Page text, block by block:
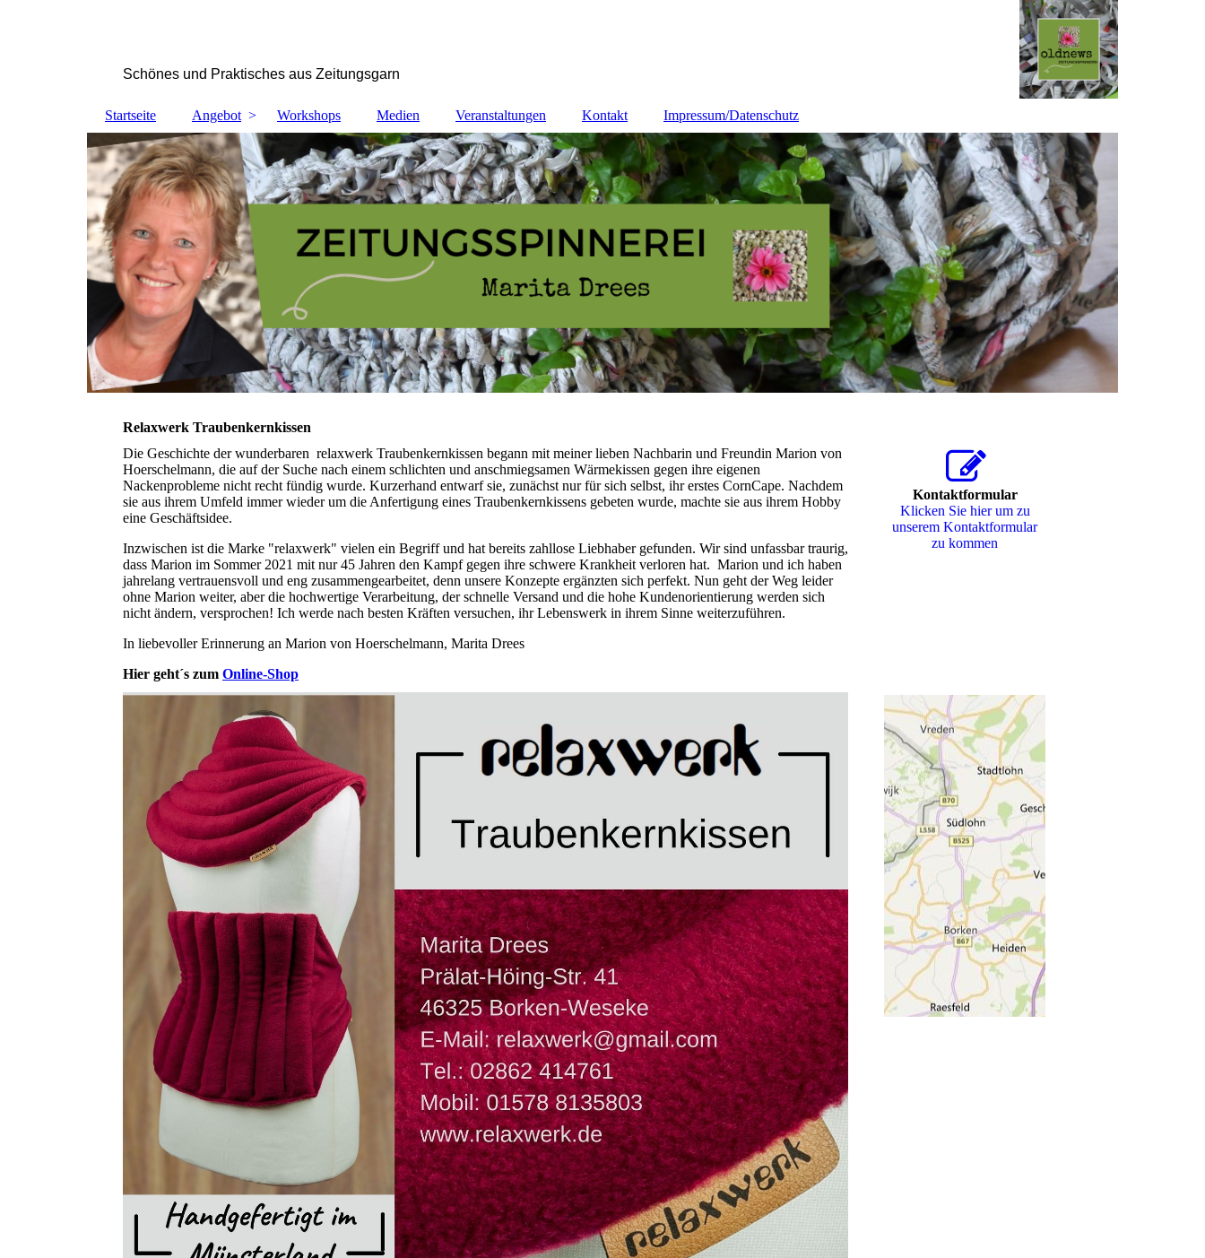
Schönes und Praktisches aus Zeitungsgarn
Startseite Angebot Workshops Medien Veranstaltungen Kontakt Impressum/Datenschutz
Relaxwerk Traubenkernkissen
Die Geschichte der wunderbaren relaxwerk Traubenkernkissen begann mit meiner lieben Nachbarin und Freundin Marion von
Hoerschelmann, die auf der Suche nach einem schlichten und anschmiegsamen Wärmekissen gegen ihre eigenen
Nackenprobleme nicht recht fündig wurde. Kurzerhand entwarf sie, zunächst nur für sich selbst, ihr erstes CornCape. Nachdem
sie aus ihrem Umfeld immer wieder um die Anfertigung eines Traubenkernkissens gebeten wurde, machte sie aus ihrem Hobby
eine Geschäftsidee.
Inzwischen ist die Marke "relaxwerk" vielen ein Begriff und hat bereits zahllose Liebhaber gefunden. Wir sind unfassbar traurig,
dass Marion im Sommer 2021 mit nur 45 Jahren den Kampf gegen ihre schwere Krankheit verloren hat. Marion und ich haben
jahrelang vertrauensvoll und eng zusammengearbeitet, denn unsere Konzepte ergänzten sich perfekt. Nun geht der Weg leider
ohne Marion weiter, aber die hochwertige Verarbeitung, der schnelle Versand und die hohe Kundenorientierung werden sich
nicht ändern, versprochen! Ich werde nach besten Kräften versuchen, ihr Lebenswerk in ihrem Sinne weiterzuführen.
In liebevoller Erinnerung an Marion von Hoerschelmann, Marita Drees
Hier geht´s zum Online-Shop
Kontaktformular
Klicken Sie hier um zu
unserem Kon­takt­for­mu­lar
zu kommen